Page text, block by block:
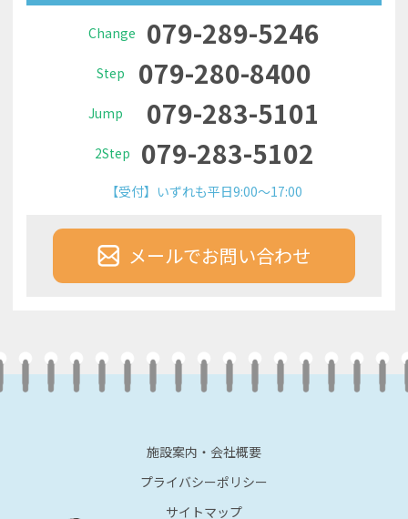
Change 079-289-5246
Step 079-280-8400
Jump 079-283-5101
2Step 079-283-5102
【受付】いずれも平日9:00～17:00
メールでお問い合わせ
施設案内・会社概要
プライバシーポリシー
サイトマップ